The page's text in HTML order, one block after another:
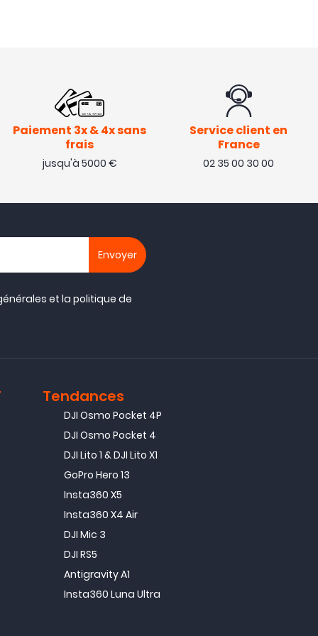
Paiement 3x & 4x sans
frais
jusqu'à 5000 €
Service client en
France
02 35 00 30 00
et lapolitique de
Tendances
DJI Osmo Pocket 4P
DJI Osmo Pocket 4
DJI Lito 1 & DJI Lito X1
GoPro Hero 13
Insta360 X5
Insta360 X4 Air
DJI Mic 3
DJI RS5
Antigravity A1
Insta360 Luna Ultra